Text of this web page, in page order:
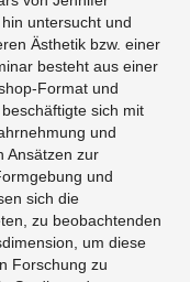
untersucht und
Ästhetik bzw. einer
besteht aus einer
Format und
sich mit
und
Ansätzen zur
und
sich die
zu beobachtenden
um diese
Forschung zu